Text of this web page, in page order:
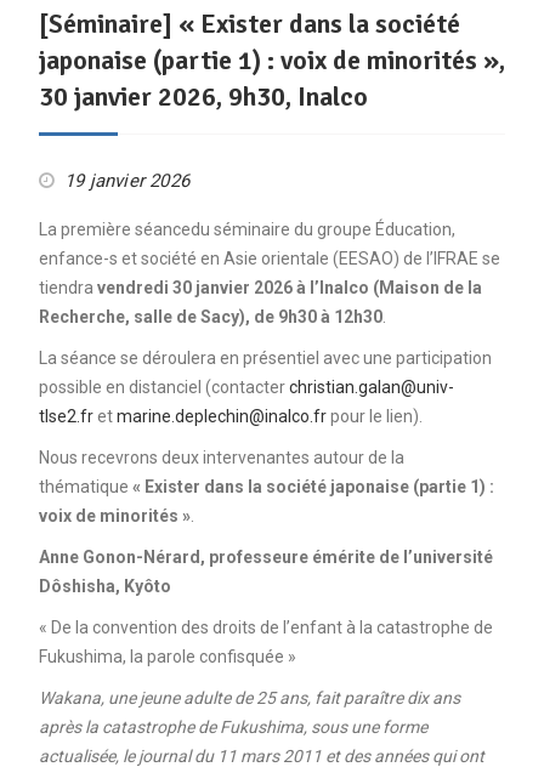
[Séminaire] « Exister dans la société
japonaise (partie 1) : voix de minorités »,
30 janvier 2026, 9h30, Inalco
19 janvier 2026
La première séancedu séminaire du groupe Éducation,
enfance-s et société en Asie orientale (EESAO) de l’IFRAE se
tiendra vendredi 30 janvier 2026 à l’Inalco (Maison de la
Recherche, salle de Sacy), de 9h30 à 12h30.
La séance se déroulera en présentiel avec une participation
possible en distanciel (contacterchristian.galan@univ-
tlse2.fretmarine.deplechin@inalco.frpour le lien).
Nous recevrons deux intervenantes autour de la
thématique « Exister dans la société japonaise (partie 1) :
voix de minorités ».
Anne Gonon-Nérard, professeure émérite de l’université
Dôshisha, Kyôto
« De la convention des droits de l’enfant à la catastrophe de
Fukushima, la parole confisquée »
Wakana, une jeune adulte de 25 ans, fait paraître dix ans
après la catastrophe de Fukushima, sous une forme
actualisée, le journal du 11 mars 2011 et des années qui ont